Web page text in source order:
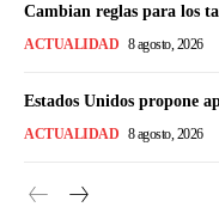
Cambian reglas para los
ACTUALIDAD 8 agosto, 2026
Estados Unidos propone
ACTUALIDAD 8 agosto, 2026